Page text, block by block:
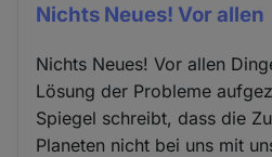
Nichts Neues! Vor allen
Nichts Neues! Vor allen
Lösung der Probleme
Spiegel schreibt, dass die
Planeten nicht bei uns mit